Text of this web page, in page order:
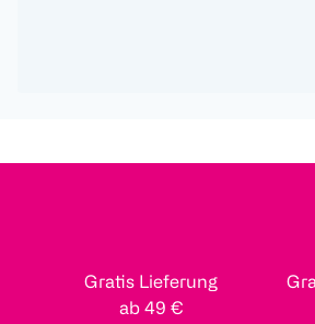
Gratis Lieferung
ab 49 €